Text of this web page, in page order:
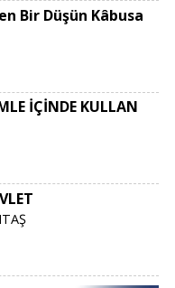
Bir Düşün Kâbusa
İÇİNDE KULLAN